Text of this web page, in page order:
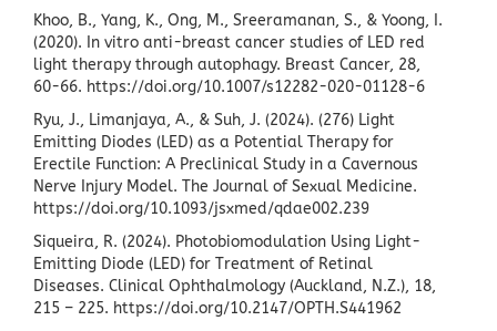
Khoo, B., Yang, K., Ong, M., Sreeramanan, S., & Yoong, I.
(2020). In vitro anti-breast cancer studies of LED red
light therapy through autophagy. Breast Cancer, 28,
60-66. https://doi.org/10.1007/s12282-020-01128-6
Ryu, J., Limanjaya, A., & Suh, J. (2024). (276) Light
Emitting Diodes (LED) as a Potential Therapy for
Erectile Function: A Preclinical Study in a Cavernous
Nerve Injury Model. The Journal of Sexual Medicine.
https://doi.org/10.1093/jsxmed/qdae002.239
Siqueira, R. (2024). Photobiomodulation Using Light-
Emitting Diode (LED) for Treatment of Retinal
Diseases. Clinical Ophthalmology (Auckland, N.Z.), 18,
215 – 225. https://doi.org/10.2147/OPTH.S441962